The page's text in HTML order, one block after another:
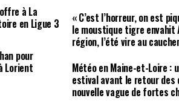
à La
en Ligue 3
pour
Lorient
« C’est l’horreur, on est
le moustique tigre envahit
région, l’été vire au
Météo en Maine-et-Loire :
estival avant le retour des
nouvelle vague de fortes